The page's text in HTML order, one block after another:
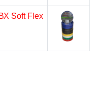
Soft Flex